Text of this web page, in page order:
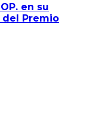
en su
del Premio